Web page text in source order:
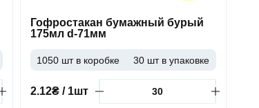
Гофростакан бумажный бурый
175мл d-71мм
1050 шт в коробке 30 шт в упаковке
2.12₴ / 1шт